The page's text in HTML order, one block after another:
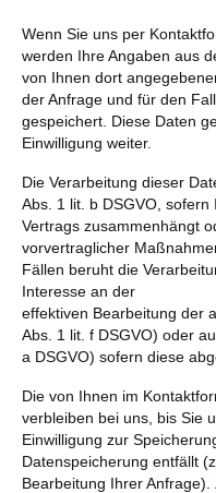
Wenn Sie uns per
werden Ihre Angaben aus
von Ihnen dort
der Anfrage und für den
gespeichert. Diese Daten
Einwilligung weiter.
Die Verarbeitung dieser
Abs. 1 lit. b DSGVO,
Vertrags zusammenhängt
vorvertraglicher
Fällen beruht die
Interesse an der
effektiven Bearbeitung der
Abs. 1 lit. f DSGVO) oder
a DSGVO) sofern diese
Die von Ihnen im
verbleiben bei uns, bis Sie
Einwilligung zur
Datenspeicherung entfällt
Bearbeitung Ihrer